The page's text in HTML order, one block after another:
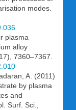
modes.
plasma
alloy
7360–7367.
A. (2011)
by plasma
and
Surf. Sci.,